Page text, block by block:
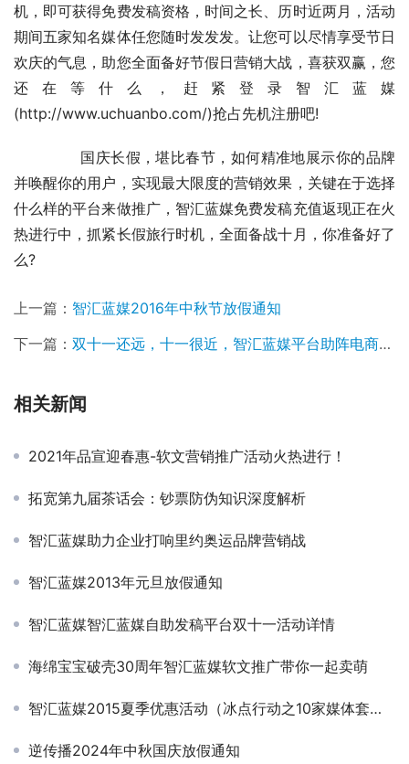
机，即可获得免费发稿资格，时间之长、历时近两月，活动
期间五家知名媒体任您随时发发发。让您可以尽情享受节日
欢庆的气息，助您全面备好节假日营销大战，喜获双赢，您
还在等什么，赶紧登录智汇蓝媒
(http://www.uchuanbo.com/)抢占先机注册吧!
并唤醒你的用户，实现最大限度的营销效果，关键在于选择
什么样的平台来做推广，智汇蓝媒免费发稿充值返现正在火
热进行中，抓紧长假旅行时机，全面备战十月，你准备好了
么?
上一篇： 智汇蓝媒2016年中秋节放假通知
下一篇： 双十一还远，十一很近，智汇蓝媒平台助阵电商国庆不堵车
相关新闻
2021年品宣迎春惠-软文营销推广活动火热进行！
拓宽第九届茶话会：钞票防伪知识深度解析
智汇蓝媒助力企业打响里约奥运品牌营销战
智汇蓝媒2013年元旦放假通知
智汇蓝媒智汇蓝媒自助发稿平台双十一活动详情
海绵宝宝破壳30周年智汇蓝媒软文推广带你一起卖萌
智汇蓝媒2015夏季优惠活动（冰点行动之10家媒体套餐》
逆传播2024年中秋国庆放假通知